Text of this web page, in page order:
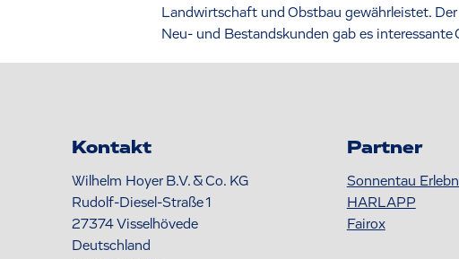
Landwirtschaft und Obstbau gewährleistet.
Neu- und Bestandskunden gab es interessante
Kontakt
Wilhelm Hoyer B.V. & Co. KG
Rudolf-Diesel-Straße 1
27374Visselhövede
Deutschland
Partner
Sonnentau
HARLAPP
Fairox